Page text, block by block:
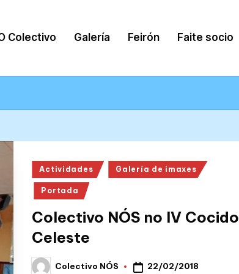
Colectivo Galería Feirón Faite socio
Posted
in
Actividades Galería de imaxes
Portada
Colectivo NÓS no IV Cocido
Celeste
PostedColectivo NÓS 22/02/2018